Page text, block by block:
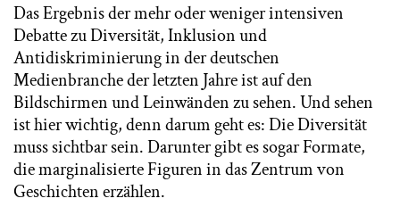
Das Ergebnis der mehr oder weniger intensiven
Debatte zu Diversität, Inklusion und
Antidiskriminierung in der deutschen
Medienbranche der letzten Jahre ist auf den
Bildschirmen und Leinwänden zu sehen. Und sehen
ist hier wichtig, denn darum geht es: Die Diversität
muss sichtbar sein. Darunter gibt es sogar Formate,
die marginalisierte Figuren in das Zentrum von
Geschichten erzählen.